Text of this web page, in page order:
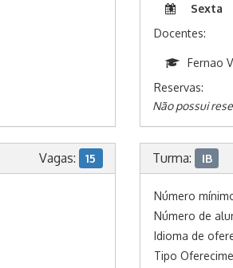
Sexta
Docentes:
Fernao
Reservas:
Não possui
Vagas: 15 Turma: IB
Número
Número de
Idioma de
Tipo